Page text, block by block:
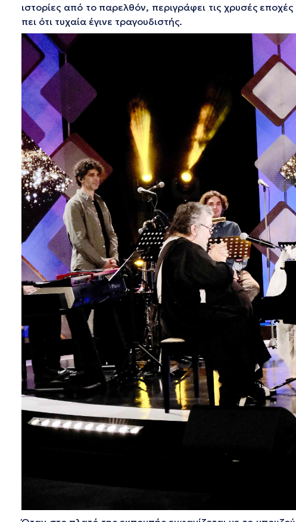
ιστορίες από το παρελθόν, περιγράφει τις χρυσές
πει ότι τυχαία έγινε τραγουδιστής.